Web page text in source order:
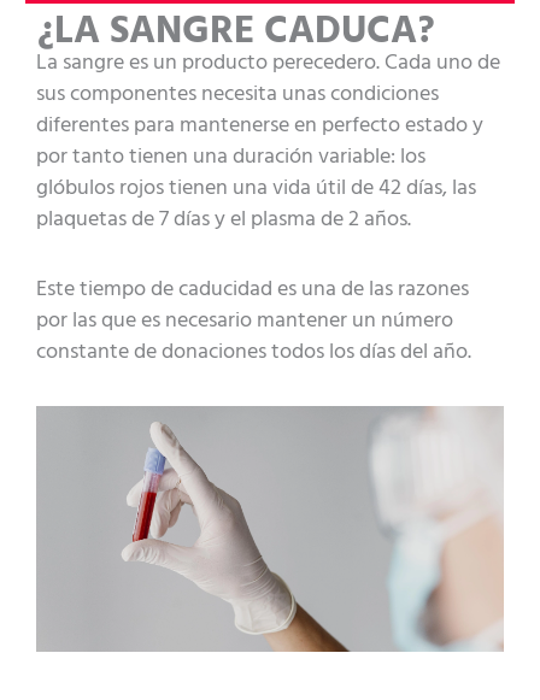
¿LA SANGRE CADUCA?
La sangre es un producto perecedero. Cada uno de
sus componentes necesita unas condiciones
diferentes para mantenerse en perfecto estado y
por tanto tienen una duración variable: los
glóbulos rojos tienen una vida útil de 42 días, las
plaquetas de 7 días y el plasma de 2 años.
Este tiempo de caducidad es una de las razones
por las que es necesario mantener un número
constante de donaciones todos los días del año.